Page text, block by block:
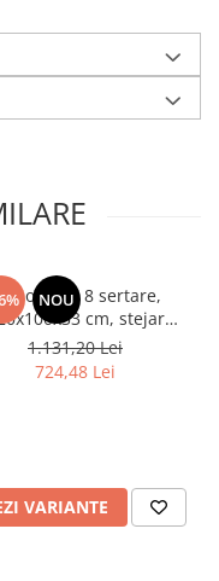
NOUcu 8 sertare,
cm, stejar
alb, pentru hol,
dormitor, birou,
Bortis Impex
1.131,20 Lei
724,48 Lei
VARIANTE